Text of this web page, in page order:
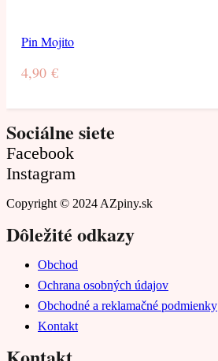
Pin Mojito
4,90€
Sociálne siete
Facebook
Instagram
Copyright © 2024 AZpiny.sk
Dôležité odkazy
Obchod
Ochrana osobných údajov
Obchodné a reklamačné podmienky
Kontakt